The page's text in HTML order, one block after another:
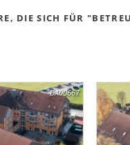
DIE SICH FÜR
DA00667